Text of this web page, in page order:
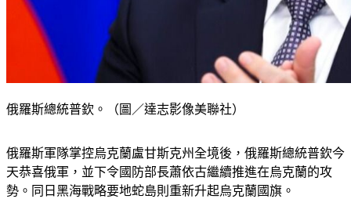
俄羅斯總統普欽。（圖／達志影像美聯社）
俄羅斯軍隊掌控烏克蘭盧甘斯克州全境後，俄羅斯總統普欽今
天恭喜俄軍，並下令國防部長蕭依古繼續推進在烏克蘭的攻
勢。同日黑海戰略要地蛇島則重新升起烏克蘭國旗。